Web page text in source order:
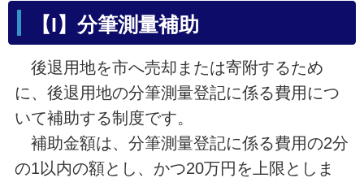
【I】分筆測量補助
後退用地を市へ売却または寄附するため
に、後退用地の分筆測量登記に係る費用につ
いて補助する制度です。
補助金額は、分筆測量登記に係る費用の2分
の1以内の額とし、かつ20万円を上限としま